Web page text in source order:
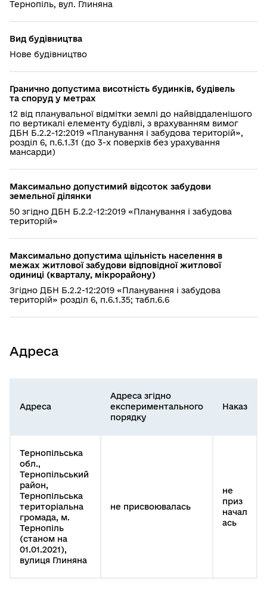
Тернопіль, вул. Глиняна
Вид будівництва
Нове будівництво
Гранично допустима висотність будинків, будівель
та споруд у метрах
12 від планувальної відмітки землі до найвіддаленішого
по вертикалі елементу будівлі, з врахуванням вимог
ДБН Б.2.2-12:2019 «Планування і забудова територій»,
розділ 6, п.6.1.31 (до 3-х поверхів без урахування
мансарди)
Максимально допустимий відсоток забудови
земельної ділянки
50 згідно ДБН Б.2.2-12:2019 «Планування і забудова
територій»
Максимально допустима щільність населення в
межах житлової забудови відповідної житлової
одиниці (кварталу, мікрорайону)
Згідно ДБН Б.2.2-12:2019 «Планування і забудова
територій» розділ 6, п.6.1.35; табл.6.6
Адреса
Адреса
Адреса згідно
експериментального
порядку
Наказ
Тернопільська
обл.,
Тернопільський
район,
Тернопільська
територіальна
громада, м.
Тернопіль
(станом на
01.01.2021),
вулиця Глиняна
не присвоювалась
не
приз
начал
ась